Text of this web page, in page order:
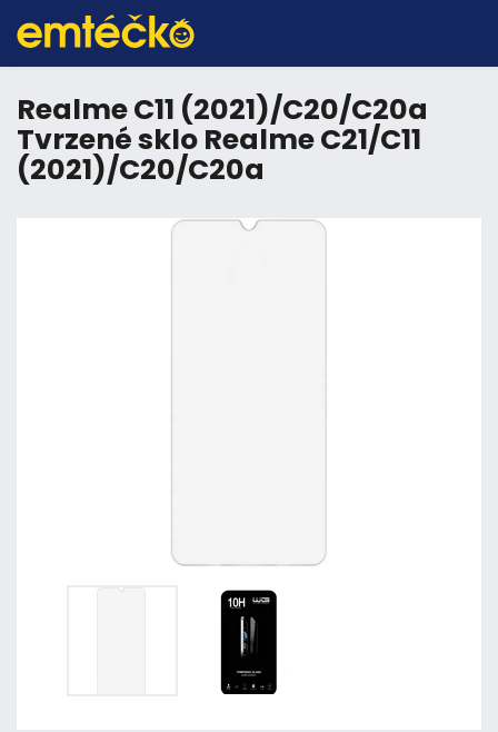
Realme C11 (2021)/C20/C20a
Tvrzené sklo Realme C21/C11
(2021)/C20/C20a